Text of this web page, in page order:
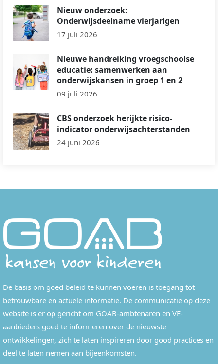
Nieuw onderzoek:
Onderwijsdeelname vierjarigen
17 juli 2026
Nieuwe handreiking vroegschoolse
educatie: samenwerken aan
onderwijskansen in groep 1 en 2
09 juli 2026
CBS onderzoek herijkte risico-
indicator onderwijsachterstanden
24 juni 2026
De basis om goed beleid te kunnen voeren is toegang tot
betrouwbare en actuele informatie. De communicatie op deze
website is er op gericht om GOAB-ambtenaren en VE-
aanbieders goed te informeren over de nieuwste
ontwikkelingen, zich te laten inspireren door good practices en
deel te laten nemen aan bijeenkomsten.